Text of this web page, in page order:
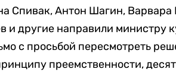
Спивак, Антон Шагин,
и другие направили министру
с просьбой пересмотреть
преемственности,